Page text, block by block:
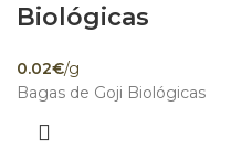
Biológicas
0.02€/g
Bagas de Goji Biológicas